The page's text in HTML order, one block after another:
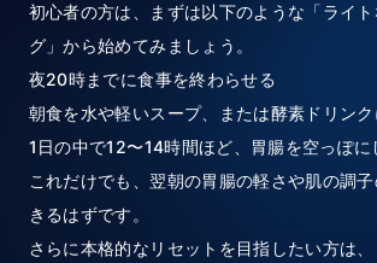
初心者の方は、まずは以下のような「ライ
グ」から始めてみましょう。
夜20時までに食事を終わらせる
朝食を水や軽いスープ、または酵素ドリン
1日の中で12〜14時間ほど、胃腸を空っぽに
これだけでも、翌朝の胃腸の軽さや肌の調
きるはずです。
さらに本格的なリセットを目指したい方は、